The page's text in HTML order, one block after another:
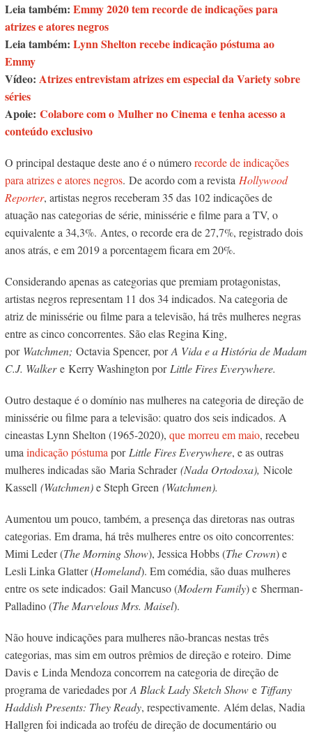
Leia também: Emmy 2020 tem recorde de indicações para
atrizes e atores negros
Leia também: Lynn Shelton recebe indicação póstuma ao
Emmy
Vídeo: Atrizes entrevistam atrizes em especial da Variety sobre
séries
Apoie: Colabore com o Mulher no Cinema e tenha acesso a
conteúdo exclusivo
O principal destaque deste ano é o númerorecorde de indicações
para atrizes e atores negros. De acordo com a revista Hollywood
Reporter, artistas negros receberam 35 das 102 indicações de
atuação nas categorias de série, minissérie e filme para a TV, o
equivalente a 34,3%. Antes, o recorde era de 27,7%, registrado dois
anos atrás, e em 2019 a porcentagem ficara em 20%.
Considerando apenas as categorias que premiam protagonistas,
artistas negros representam 11 dos 34 indicados. Na categoria de
atriz de minissérie ou filme para a televisão, há três mulheres negras
entre as cinco concorrentes. São elas Regina King,
porWatchmen; Octavia Spencer, porA Vida e a História de Madam
C.J. Walkere Kerry Washington porLittle Fires Everywhere.
Outro destaque é o domínio nas mulheres na categoria de direção de
minissérie ou filme para a televisão: quatro dos seis indicados. A
cineastas Lynn Shelton (1965-2020), que morreu em maio, recebeu
umaindicação póstumaporLittle Fires Everywhere, e as outras
mulheres indicadas são Maria Schrader(Nada Ortodoxa), Nicole
Kassell (Watchmen)e Steph Green (Watchmen).
Aumentou um pouco, também, a presença das diretoras nas outras
categorias. Em drama, há três mulheres entre os oito concorrentes:
Mimi Leder (The Morning Show), Jessica Hobbs (The Crown) e
Lesli Linka Glatter (Homeland). Em comédia, são duas mulheres
entre os sete indicados: Gail Mancuso (Modern Family) e Sherman-
Palladino (The Marvelous Mrs. Maisel).
Não houve indicações para mulheres não-brancas nestas três
categorias, mas sim em outros prêmios de direção e roteiro. Dime
Davis e Linda Mendoza concorremna categoria de direção de
programa de variedades porA Black Lady Sketch Showe Tiffany
Haddish Presents: They Ready, respectivamente. Além delas, Nadia
Hallgren foi indicada ao troféu de direção de documentário ou